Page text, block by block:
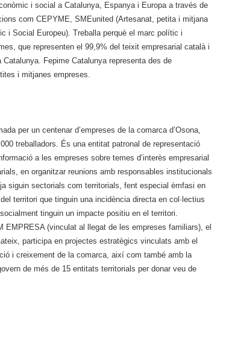
i social a Catalunya, Espanya i Europa a través de
com CEPYME, SMEunited (Artesanat, petita i mitjana
i Social Europeu). Treballa perquè el marc polític i
que representen el 99,9% del teixit empresarial català i
Fepime Catalunya representa des de
i mitjanes empreses.
per un centenar d’empreses de la comarca d’Osona,
treballadors. És una entitat patronal de representació
a les empreses sobre temes d’interès empresarial
en organitzar reunions amb responsables institucionals
siguin sectorials com territorials, fent especial èmfasi en
territori que tinguin una incidència directa en col·lectius
tinguin un impacte positiu en el territori.
EMPRESA (vinculat al llegat de les empreses familiars), el
participa en projectes estratègics vinculats amb el
i creixement de la comarca, així com també amb la
de més de 15 entitats territorials per donar veu de